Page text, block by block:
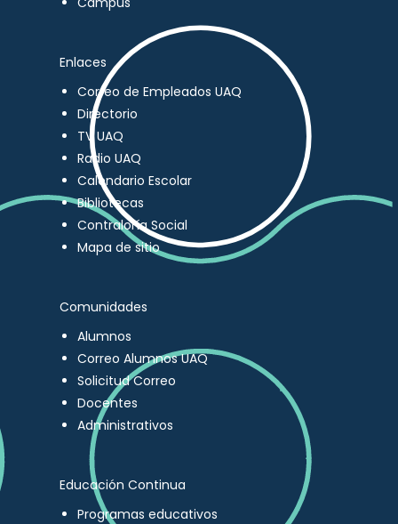
Enlaces
Correo de Empleados UAQ
Directorio
TV UAQ
Radio UAQ
Calendario Escolar
Bibliotecas
Contraloría Social
Mapa de sitio
Comunidades
Alumnos
Correo Alumnos UAQ
Solicitud Correo
Docentes
Administrativos
Educación Continua
Programas educativos